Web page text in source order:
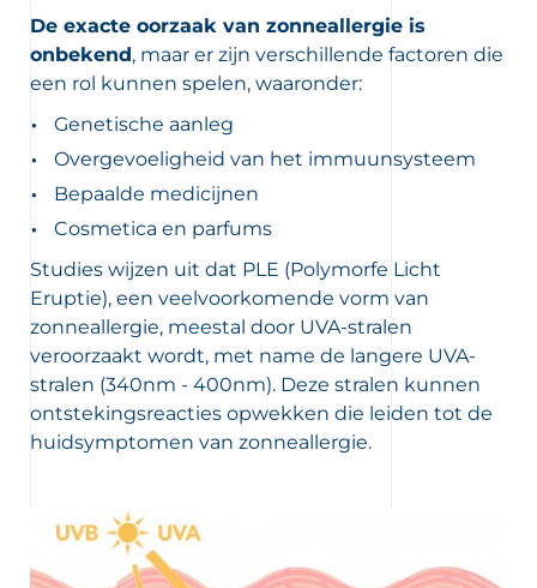
De exacte oorzaak van zonneallergie is
onbekend, maar er zijn verschillende factoren die
een rol kunnen spelen, waaronder:
Genetische aanleg
Overgevoeligheid van het immuunsysteem
Bepaalde medicijnen
Cosmetica en parfums
Studies wijzen uit dat PLE (Polymorfe Licht
Eruptie), een veelvoorkomende vorm van
zonneallergie, meestal door UVA-stralen
veroorzaakt wordt, met name de langere UVA-
stralen (340nm - 400nm). Deze stralen kunnen
ontstekingsreacties opwekken die leiden tot de
huidsymptomen van zonneallergie.